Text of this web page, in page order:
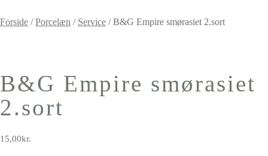
Forside /Porcelæn / Service /B&G Empire smørasiet 2.sort
B&G Empire smørasiet
2.sort
15,00kr.